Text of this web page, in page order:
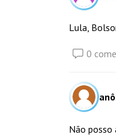
Lula,
0
Não